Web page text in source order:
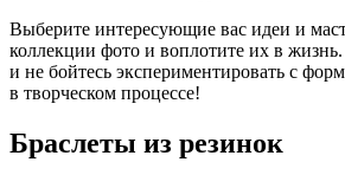
Выберите интересующие вас идеи и
коллекции фото и воплотите их в жизнь.
и не бойтесь экспериментировать с
в творческом процессе!
Браслеты из резинок